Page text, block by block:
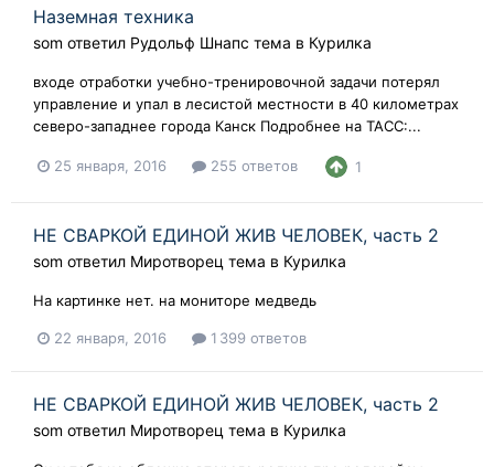
Наземная техника
som ответил Рудольф Шнапс тема в Курилка
входе отработки учебно-тренировочной задачи потерял
управление и упал в лесистой местности в 40 километрах
северо-западнее города Канск Подробнее на ТАСС:...
25 января, 2016 255 ответов 1
НЕ СВАРКОЙ ЕДИНОЙ ЖИВ ЧЕЛОВЕК, часть 2
som ответил Миротворец тема в Курилка
На картинке нет. на мониторе медведь
22 января, 2016 1 399 ответов
НЕ СВАРКОЙ ЕДИНОЙ ЖИВ ЧЕЛОВЕК, часть 2
som ответил Миротворец тема в Курилка